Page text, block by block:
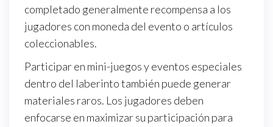
completado generalmente recompensa a los
jugadores con moneda del evento o artículos
coleccionables.
Participar en mini-juegos y eventos especiales
dentro del laberinto también puede generar
materiales raros. Los jugadores deben
enfocarse en maximizar su participación para